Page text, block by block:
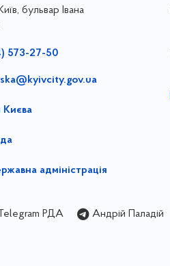
бульвар Івана
573-27-50
Києва
адміністрація
Telegram РДА Андрій Паладій